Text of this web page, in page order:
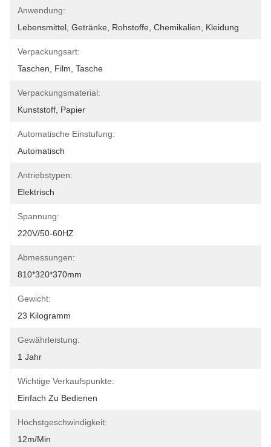
Anwendung:
Lebensmittel, Getränke, Rohstoffe, Chemikalien, Kleidung
Verpackungsart:
Taschen, Film, Tasche
Verpackungsmaterial:
Kunststoff, Papier
Automatische Einstufung:
Automatisch
Antriebstypen:
Elektrisch
Spannung:
220V/50-60HZ
Abmessungen:
810*320*370mm
Gewicht:
23 Kilogramm
Gewährleistung:
1 Jahr
Wichtige Verkaufspunkte:
Einfach Zu Bedienen
Höchstgeschwindigkeit:
12m/min